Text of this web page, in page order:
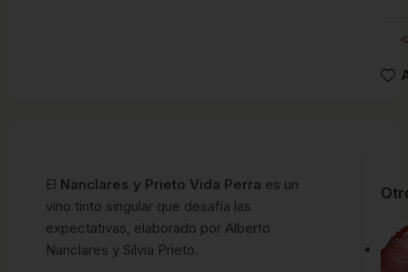
El Nanclares y Prieto Vida Perra es un
vino tinto singular que desafía las
expectativas, elaborado por Alberto
Nanclares y Silvia Prieto.